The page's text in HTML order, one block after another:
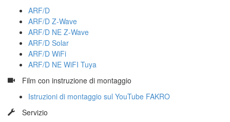
ARF/D
ARF/D Z-Wave
ARF/D NE Z-Wave
ARF/D Solar
ARF/D WiFi
ARF/D NE WiFI Tuya
Film con instruzione di montaggio
Istruzioni di montaggio sul YouTube FAKRO
Servizio